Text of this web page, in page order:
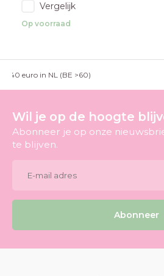
Vergelijk
Op voorraad
>40 euro in NL (BE >60)
Wil je op de hoogte
Abonneer je op onze
te blijven.
Abonneer